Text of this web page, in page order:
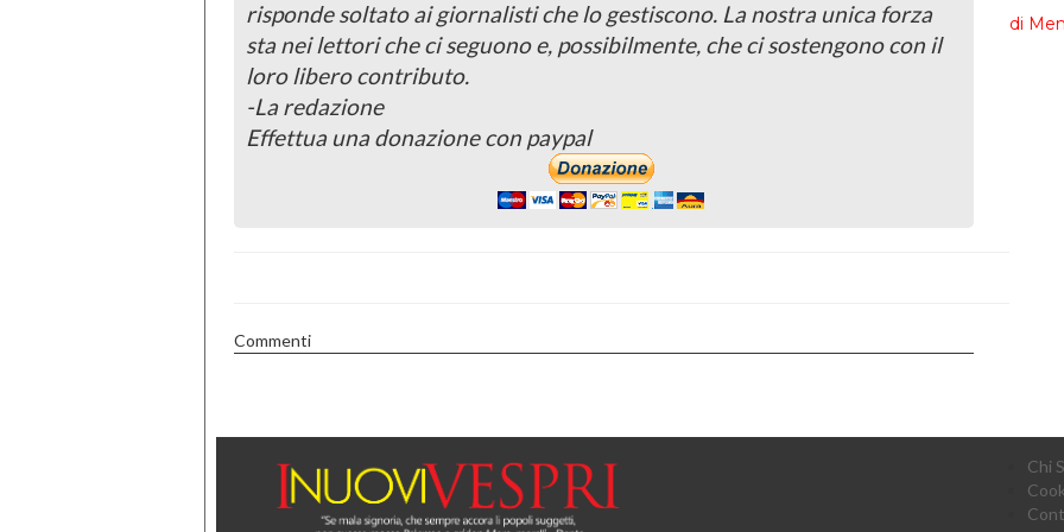
risponde soltato ai giornalisti che lo gestiscono. La nostra unica forza
sta nei lettori che ci seguono e, possibilmente, che ci sostengono con il
loro libero contributo.
-La redazione
Effettua una donazione con paypal
Commenti
Chi